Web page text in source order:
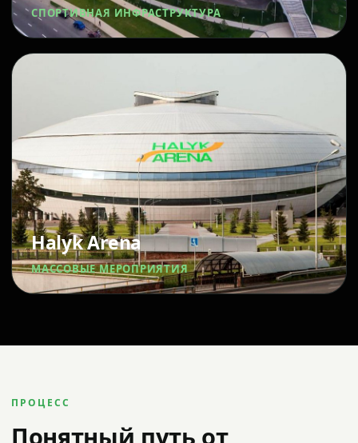
СПОРТИВНАЯ ИНФРАСТРУКТУРА
Halyk Arena
МАССОВЫЕ МЕРОПРИЯТИЯ
ПРОЦЕСС
Понятный путь от